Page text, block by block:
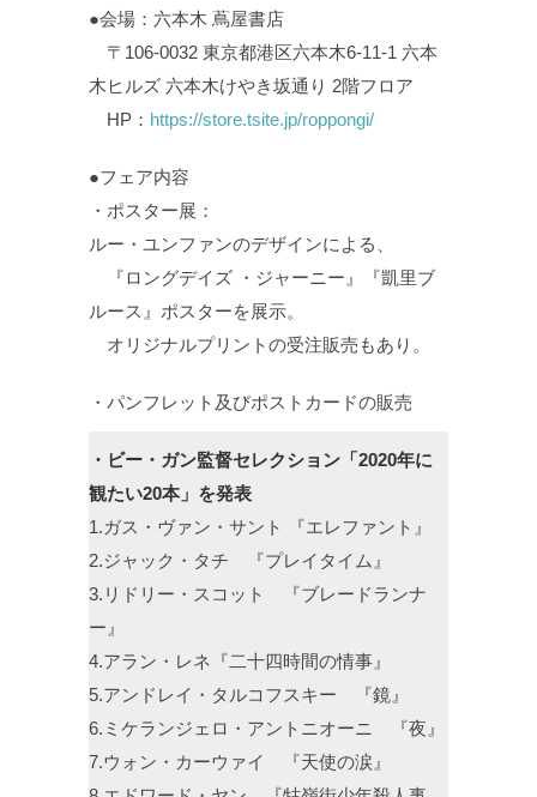
●会場：六本木 蔦屋書店
〒106-0032 東京都港区六本木6-11-1 六本
木ヒルズ 六本木けやき坂通り 2階フロア
HP： https://store.tsite.jp/roppongi/
●フェア内容
・ポスター展：
ルー・ユンファンのデザインによる、
『ロングデイズ ・ジャーニー』『凱里ブ
ルース』ポスターを展示。
オリジナルプリントの受注販売もあり。
・パンフレット及びポストカードの販売
・ビー・ガン監督セレクション「2020年に
観たい20本」を発表
1.ガス・ヴァン・サント 『エレファント』
2.ジャック・タチ 『プレイタイム』
3.リドリー・スコット 『ブレードランナ
ー』
4.アラン・レネ『二十四時間の情事』
5.アンドレイ・タルコフスキー 『鏡』
6.ミケランジェロ・アントニオーニ 『夜』
7.ウォン・カーウァイ 『天使の涙』